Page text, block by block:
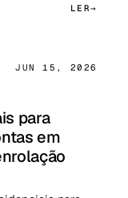
LER
JUN 15, 2026
para
em